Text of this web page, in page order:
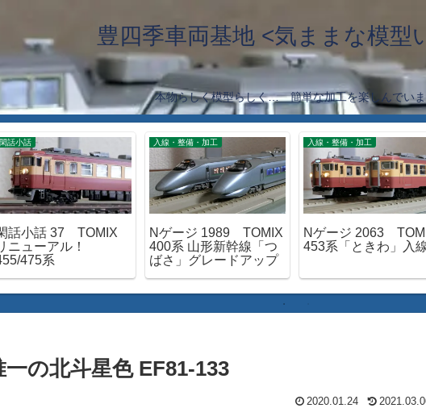
豊四季車両基地 <気ままな模型
本物らしく模型らしく… 簡単な加工を楽しんでい
閑話小話
話小話 37 TOMIX
ニューアル！
475系
入線・整備・加工
Nゲージ 1989 TOMIX
400系 山形新幹線「つ
ばさ」グレードアップ
入線・整備・加工
Nゲージ 2063
453系「ときわ」入
の北斗星色 EF81-133
2020.01.24